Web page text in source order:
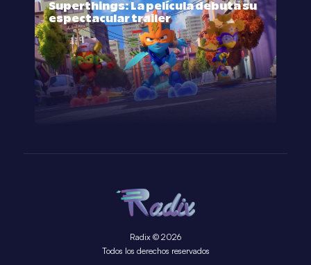
Superthings: La película debuta su
espectacular trailer
Radix © 2026
Todos los derechos reservados